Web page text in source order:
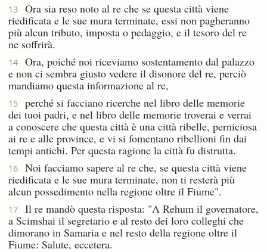
13
Ora sia reso noto al re che se questa città viene
riedificata e le sue mura terminate, essi non pagheranno
più alcun tributo, imposta o pedaggio, e il tesoro del re
ne soffrirà.
14
Ora, poiché noi riceviamo sostentamento dal palazzo
e non ci sembra giusto vedere il disonore del re, perciò
mandiamo questa informazione al re,
15
perché si facciano ricerche nel libro delle memorie
dei tuoi padri, e nel libro delle memorie troverai e verrai
a conoscere che questa città è una città ribelle, perniciosa
ai re e alle province, e vi si fomentano ribellioni fin dai
tempi antichi. Per questa ragione la città fu distrutta.
16
Noi facciamo sapere al re che, se questa città viene
riedificata e le sue mura terminate, non ti resterà più
alcun possedimento nella regione oltre il Fiume".
17
Il re mandò questa risposta: "A Rehum il governatore,
a Scimshai il segretario e al resto dei loro colleghi che
dimorano in Samaria e nel resto della regione oltre il
Fiume: Salute, eccetera.